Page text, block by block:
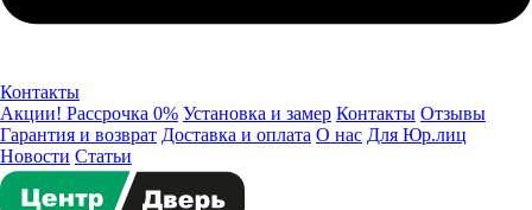
Контакты
Акции! Рассрочка 0% Установка и замер Контакты Отзывы
Гарантия и возврат Доставка и оплата О нас Для Юр.лиц
Новости Статьи